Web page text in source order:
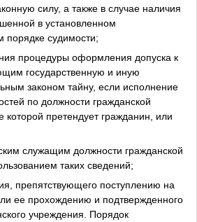
силу, а также в случае наличия
в установленном
судимости;
процедуры оформления допуска к
государственную и иную
законом тайну, если исполнение
по должности гражданской
претендует гражданин, или
служащим должности гражданской
таких сведений;
препятствующего поступлению на
ее прохождению и подтвержденного
учреждения. Порядок